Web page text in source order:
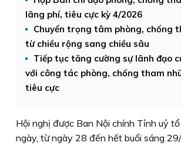
lãng phí, tiêu cực kỳ 4/2026
Chuyển trọng tâm phòng, chống
từ chiều rộng sang chiều sâu
Tiếp tục tăng cường sự lãnh đạo
với công tác phòng, chống tham
tiêu cực
Hội nghị được Ban Nội chính Tỉnh uỷ
ngày, từ ngày 28 đến hết buổi sáng